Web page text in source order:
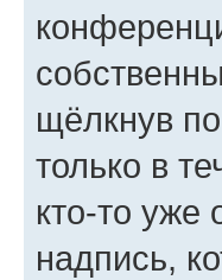
щёлкнув
только в
кто-то уже
надпись,